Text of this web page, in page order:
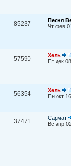
85237
Песня
Чт фев
57590
Хель
Пт дек
56354
Хель
Пн окт
37471
Сармат
Вс апр